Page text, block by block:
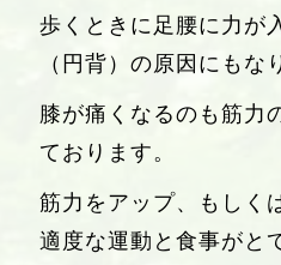
歩くときに足腰に力が
（円背）の原因にもな
膝が痛くなるのも筋力
ております。
筋力をアップ、もしく
適度な運動と食事がと